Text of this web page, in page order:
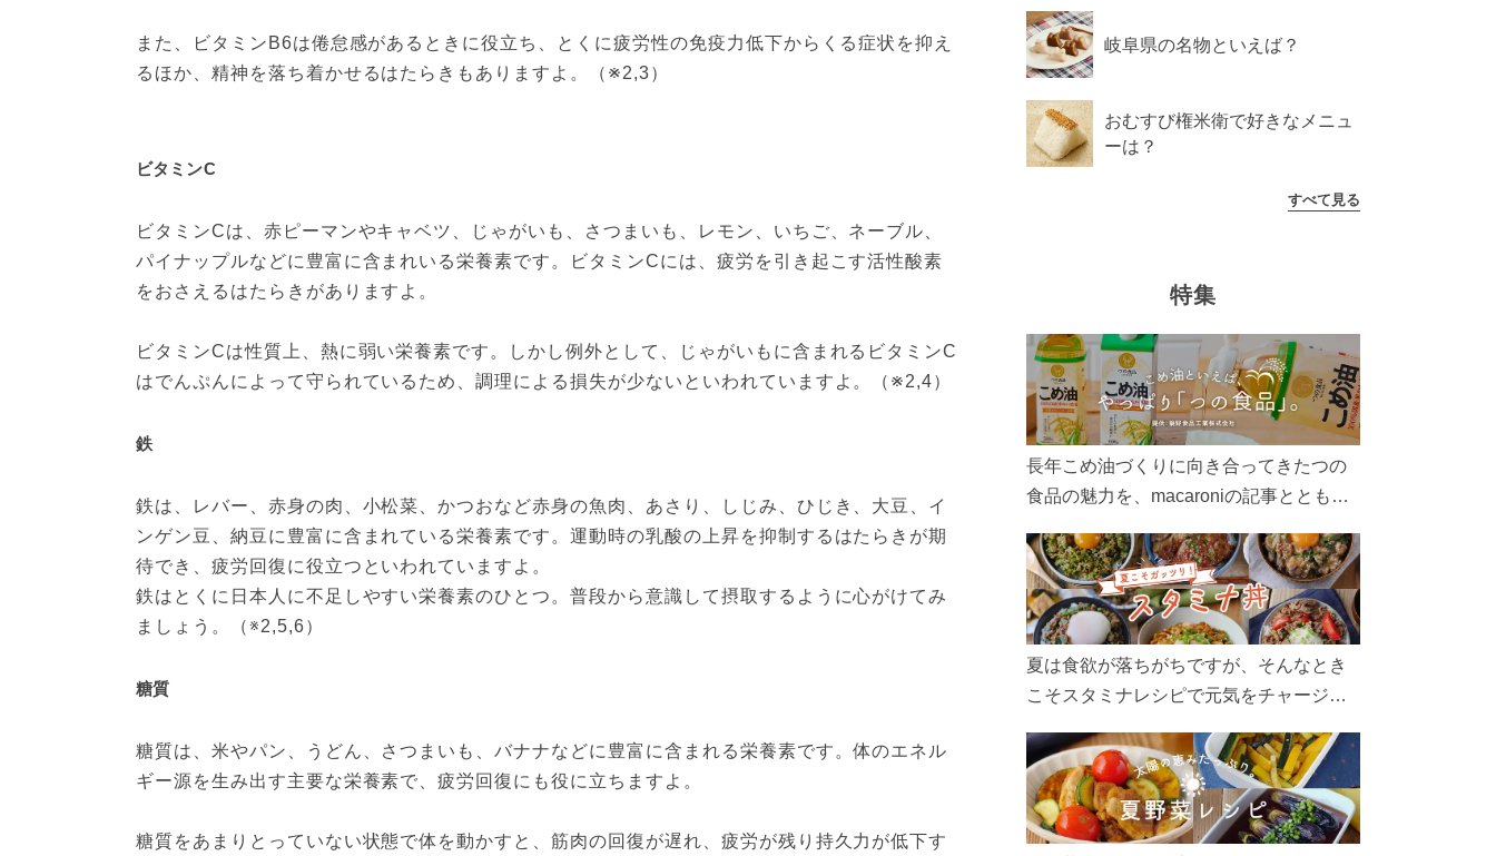
また、ビタミンB6は倦怠感があるときに役立ち、とくに疲労性の免疫力低下からくる症状を抑え
るほか、精神を落ち着かせるはたらきもありますよ。（※2,3）
ビタミンC
ビタミンCは、赤ピーマンやキャベツ、じゃがいも、さつまいも、レモン、いちご、ネーブル、
パイナップルなどに豊富に含まれいる栄養素です。ビタミンCには、疲労を引き起こす活性酸素
をおさえるはたらきがありますよ。
ビタミンCは性質上、熱に弱い栄養素です。しかし例外として、じゃがいもに含まれるビタミンC
はでんぷんによって守られているため、調理による損失が少ないといわれていますよ。（※2,4）
鉄
鉄は、レバー、赤身の肉、小松菜、かつおなど赤身の魚肉、あさり、しじみ、ひじき、大豆、イ
ンゲン豆、納豆に豊富に含まれている栄養素です。運動時の乳酸の上昇を抑制するはたらきが期
待でき、疲労回復に役立つといわれていますよ。
鉄はとくに日本人に不足しやすい栄養素のひとつ。普段から意識して摂取するように心がけてみ
ましょう。（※2,5,6）
糖質
糖質は、米やパン、うどん、さつまいも、バナナなどに豊富に含まれる栄養素です。体のエネル
ギー源を生み出す主要な栄養素で、疲労回復にも役に立ちますよ。
糖質をあまりとっていない状態で体を動かすと、筋肉の回復が遅れ、疲労が残り持久力が低下す
岐阜県の名物といえば？
おむすび権米衛で好きなメニュ
ーは？
すべて見る
特集
長年こめ油づくりに向き合ってきたつの
食品の魅力を、macaroniの記事とともに
ん、製造現場や品質へのこだわりまで。
こめ油をもっと好きになるコンテンツを
ぜひお楽しみください。
夏は食欲が落ちがちですが、そんなとき
こそスタミナレシピで元気をチャージ！
リ食べて、夏バテを吹き飛ばしましょ
う！